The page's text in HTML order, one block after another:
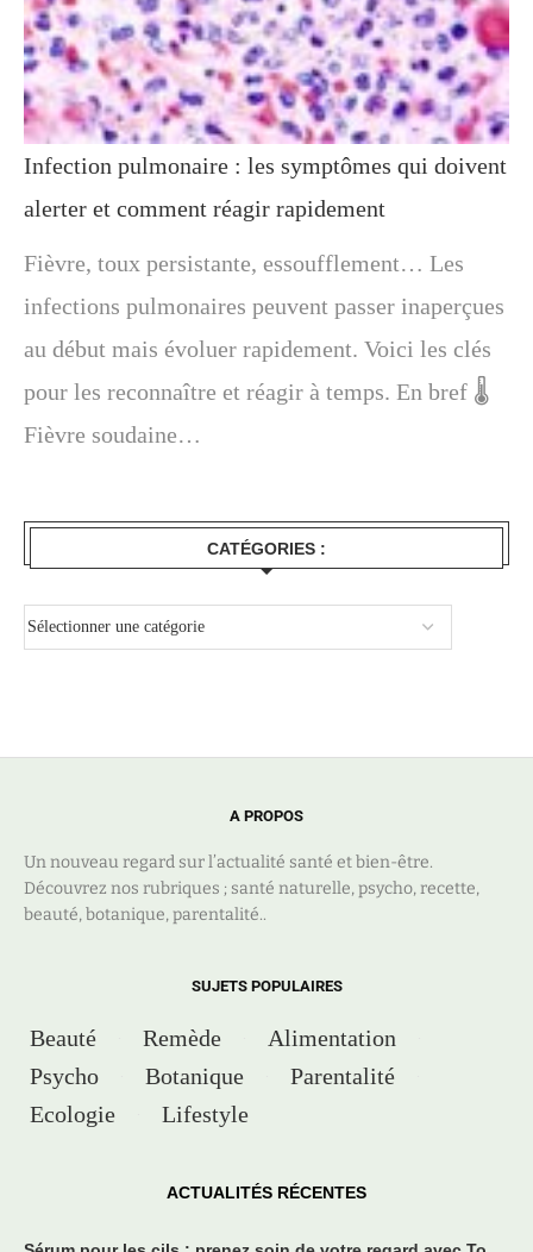
Infection pulmonaire : les symptômes qui doivent
alerter et comment réagir rapidement
Fièvre, toux persistante, essoufflement… Les
infections pulmonaires peuvent passer inaperçues
au début mais évoluer rapidement. Voici les clés
pour les reconnaître et réagir à temps. En bref 🌡️
Fièvre soudaine…
CATÉGORIES :
A PROPOS
Un nouveau regard sur l’actualité santé et bien-être.
Découvrez nos rubriques ; santé naturelle, psycho, recette,
beauté, botanique, parentalité..
SUJETS POPULAIRES
Beauté Remède
Alimentation
Psycho
Botanique
Parentalité
Ecologie
Lifestyle
ACTUALITÉS RÉCENTES